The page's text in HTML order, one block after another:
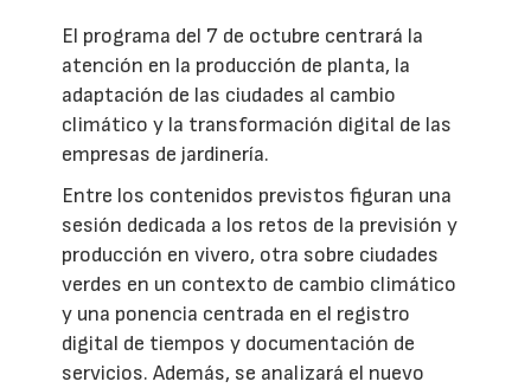
El programa del 7 de octubre centrará la
atención en la producción de planta, la
adaptación de las ciudades al cambio
climático y la transformación digital de las
empresas de jardinería.
Entre los contenidos previstos figuran una
sesión dedicada a los retos de la previsión y
producción en vivero, otra sobre ciudades
verdes en un contexto de cambio climático
y una ponencia centrada en el registro
digital de tiempos y documentación de
servicios. Además, se analizará el nuevo